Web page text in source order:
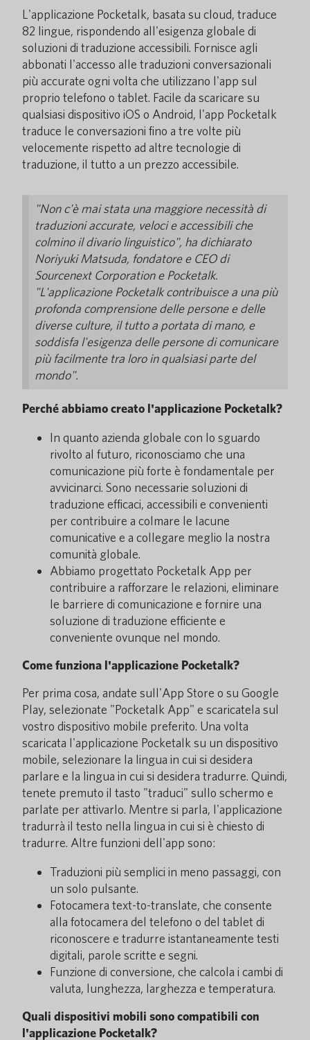
L'applicazione Pocketalk, basata su cloud, traduce
82 lingue, rispondendo all'esigenza globale di
soluzioni di traduzione accessibili. Fornisce agli
abbonati l'accesso alle traduzioni conversazionali
più accurate ogni volta che utilizzano l'app sul
proprio telefono o tablet. Facile da scaricare su
qualsiasi dispositivo iOS o Android, l'app Pocketalk
traduce le conversazioni fino a tre volte più
velocemente rispetto ad altre tecnologie di
traduzione, il tutto a un prezzo accessibile.
"Non c'è mai stata una maggiore necessità di
traduzioni accurate, veloci e accessibili che
colmino il divario linguistico", ha dichiarato
Noriyuki Matsuda, fondatore e CEO di
Sourcenext Corporation e Pocketalk.
"L'applicazione Pocketalk contribuisce a una più
profonda comprensione delle persone e delle
diverse culture, il tutto a portata di mano, e
soddisfa l'esigenza delle persone di comunicare
più facilmente tra loro in qualsiasi parte del
mondo".
Perché abbiamo creato l'applicazione Pocketalk?
In quanto azienda globale con lo sguardo
rivolto al futuro, riconosciamo che una
comunicazione più forte è fondamentale per
avvicinarci. Sono necessarie soluzioni di
traduzione efficaci, accessibili e convenienti
per contribuire a colmare le lacune
comunicative e a collegare meglio la nostra
comunità globale.
Abbiamo progettato Pocketalk App per
contribuire a rafforzare le relazioni, eliminare
le barriere di comunicazione e fornire una
soluzione di traduzione efficiente e
conveniente ovunque nel mondo.
Come funziona l'applicazione Pocketalk?
Per prima cosa, andate sull'App Store o su Google
Play, selezionate "Pocketalk App" e scaricatela sul
vostro dispositivo mobile preferito. Una volta
scaricata l'applicazione Pocketalk su un dispositivo
mobile, selezionare la lingua in cui si desidera
parlare e la lingua in cui si desidera tradurre. Quindi,
tenete premuto il tasto "traduci" sullo schermo e
parlate per attivarlo. Mentre si parla, l'applicazione
tradurrà il testo nella lingua in cui si è chiesto di
tradurre. Altre funzioni dell'app sono:
Traduzioni più semplici in meno passaggi, con
un solo pulsante.
Fotocamera text-to-translate, che consente
alla fotocamera del telefono o del tablet di
riconoscere e tradurre istantaneamente testi
digitali, parole scritte e segni.
Funzione di conversione, che calcola i cambi di
valuta, lunghezza, larghezza e temperatura.
Quali dispositivi mobili sono compatibili con
l'applicazione Pocketalk?